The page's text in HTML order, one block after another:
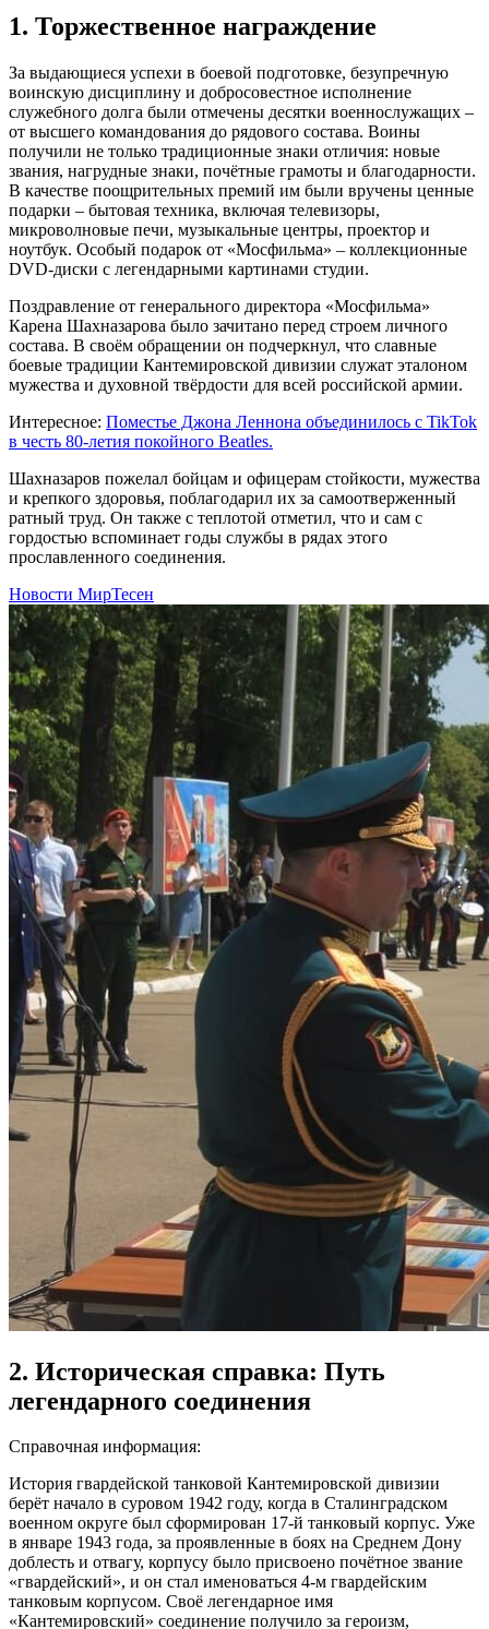
1. Торжественное награждение
За выдающиеся успехи в боевой подготовке, безупречную
воинскую дисциплину и добросовестное исполнение
служебного долга были отмечены десятки военнослужащих –
от высшего командования до рядового состава. Воины
получили не только традиционные знаки отличия: новые
звания, нагрудные знаки, почётные грамоты и благодарности.
В качестве поощрительных премий им были вручены ценные
подарки – бытовая техника, включая телевизоры,
микроволновые печи, музыкальные центры, проектор и
ноутбук. Особый подарок от «Мосфильма» – коллекционные
DVD-диски с легендарными картинами студии.
Поздравление от генерального директора «Мосфильма»
Карена Шахназарова было зачитано перед строем личного
состава. В своём обращении он подчеркнул, что славные
боевые традиции Кантемировской дивизии служат эталоном
мужества и духовной твёрдости для всей российской армии.
Интересное: Поместье Джона Леннона объединилось с TikTok
в честь 80-летия покойного Beatles.
Шахназаров пожелал бойцам и офицерам стойкости, мужества
и крепкого здоровья, поблагодарил их за самоотверженный
ратный труд. Он также с теплотой отметил, что и сам с
гордостью вспоминает годы службы в рядах этого
прославленного соединения.
Новости МирТесен
2. Историческая справка: Путь
легендарного соединения
Справочная информация:
История гвардейской танковой Кантемировской дивизии
берёт начало в суровом 1942 году, когда в Сталинградском
военном округе был сформирован 17-й танковый корпус. Уже
в январе 1943 года, за проявленные в боях на Среднем Дону
доблесть и отвагу, корпусу было присвоено почётное звание
«гвардейский», и он стал именоваться 4-м гвардейским
танковым корпусом. Своё легендарное имя
«Кантемировский» соединение получило за героизм,